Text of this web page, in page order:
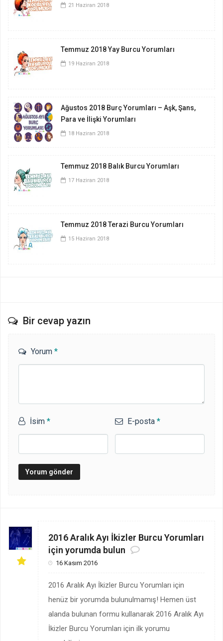
21 Haziran 2018
Temmuz 2018 Yay Burcu Yorumları
19 Haziran 2018
Ağustos 2018 Burç Yorumları – Aşk, Şans,
Para ve İlişki Yorumları
18 Haziran 2018
Temmuz 2018 Balık Burcu Yorumları
17 Haziran 2018
Temmuz 2018 Terazi Burcu Yorumları
15 Haziran 2018
Bir cevap yazın
Yorum *
İsim * E-posta*
2016 Aralık Ayı İkizler Burcu Yorumları
için yorumda bulun
16 Kasım 2016
2016 Aralık Ayı İkizler Burcu Yorumları için
henüz bir yorumda bulunulmamış! Hemen üst
alanda bulunan formu kullanarak 2016 Aralık Ayı
İkizler Burcu Yorumları için ilk yorumu